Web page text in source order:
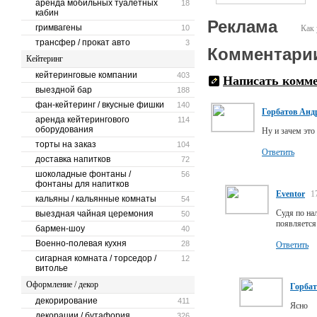
18
аренда мобильных туалетных
кабин
10
гримвагены
3
трансфер / прокат авто
Кейтеринг
403
кейтеринговые компании
188
выездной бар
140
фан-кейтеринг / вкусные фишки
114
аренда кейтерингового
оборудования
104
торты на заказ
72
доставка напитков
56
шоколадные фонтаны /
фонтаны для напитков
54
кальяны / кальянные комнаты
50
выездная чайная церемония
40
бармен-шоу
28
Военно-полевая кухня
12
сигарная комната / торседор /
витолье
Оформление / декор
411
декорирование
Как
Реклама
Написать
Горбатов
Ну и зачем это
Ответить
Eventor
Судя по
Ответить
Ясно